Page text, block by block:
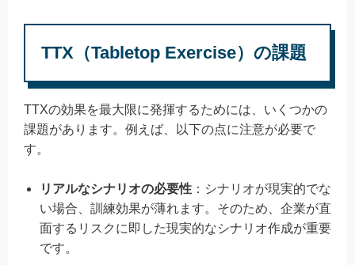
TTX（Tabletop Exercise）の課題
TTXの効果を最大限に発揮するためには、いくつかの
課題があります。例えば、以下の点に注意が必要で
す。
リアルなシナリオの必要性 ：シナリオが現実的でな
い場合、訓練効果が薄れます。そのため、企業が直
面するリスクに即した現実的なシナリオ作成が重要
です。